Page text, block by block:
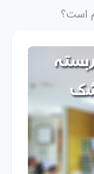
است؟